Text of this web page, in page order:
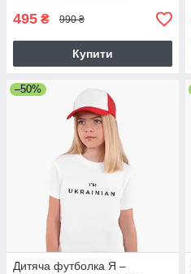
495 ₴ 990 ₴
Купити
–50%
Дитяча футболка Я –